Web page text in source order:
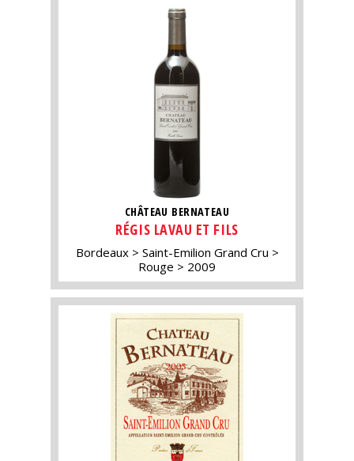
CHÂTEAU BERNATEAU
RÉGIS LAVAU ET FILS
Bordeaux
Saint-Emilion Grand Cru
Rouge
2009